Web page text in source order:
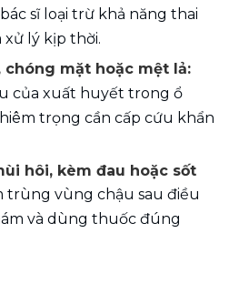
sĩ loại trừ khả năng thai
xử lý kịp thời.
chóng mặt hoặc mệt lả:
của xuất huyết trong ổ
trọng cần cấp cứu khẩn
hôi, kèm đau hoặc sốt
trùng vùng chậu sau điều
và dùng thuốc đúng